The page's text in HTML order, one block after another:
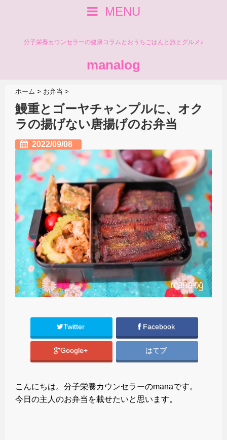
MENU
分子栄養カウンセラーの健康コラムとおうちごはんと旅とグルメ♪
manalog
ホーム > お弁当 >
鰻重とゴーヤチャンプルに、オク
ラの揚げない唐揚げのお弁当
2022/09/08
Twitter Facebook
Google+ はてブ
こんにちは。分子栄養カウンセラーのmanaです。
今日の主人のお弁当を載せたいと思います。